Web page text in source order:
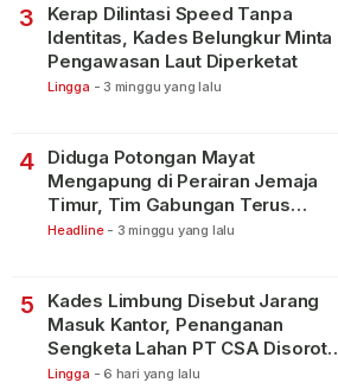
3
Kerap Dilintasi Speed Tanpa
Identitas, Kades Belungkur Minta
Pengawasan Laut Diperketat
Lingga - 3 minggu yang lalu
4
Diduga Potongan Mayat
Mengapung di Perairan Jemaja
Timur, Tim Gabungan Terus
Lakukan Pencarian
Headline - 3 minggu yang lalu
5
Kades Limbung Disebut Jarang
Masuk Kantor, Penanganan
Sengketa Lahan PT CSA Disorot
Warga
Lingga - 6 hari yang lalu